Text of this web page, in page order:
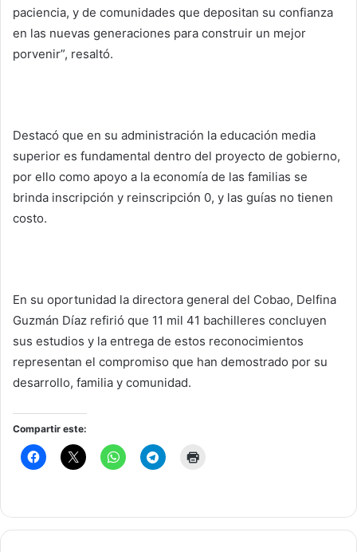
paciencia, y de comunidades que depositan su confianza
en las nuevas generaciones para construir un mejor
porvenir”, resaltó.
Destacó que en su administración la educación media
superior es fundamental dentro del proyecto de gobierno,
por ello como apoyo a la economía de las familias se
brinda inscripción y reinscripción 0, y las guías no tienen
costo.
En su oportunidad la directora general del Cobao, Delfina
Guzmán Díaz refirió que 11 mil 41 bachilleres concluyen
sus estudios y la entrega de estos reconocimientos
representan el compromiso que han demostrado por su
desarrollo, familia y comunidad.
Compartir este: